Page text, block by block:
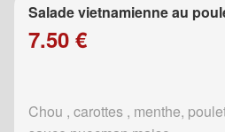
Salade vietnamienne au
7.50 €
Chou , carottes , menthe,